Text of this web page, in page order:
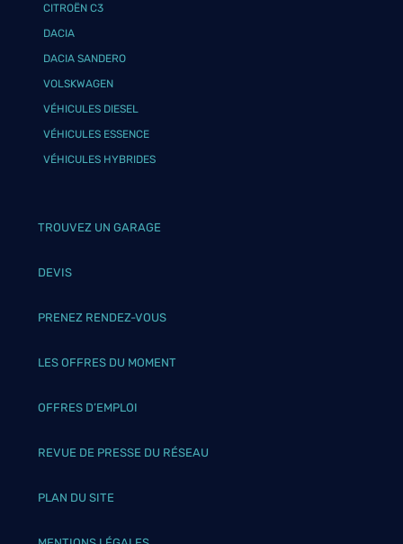
CITROËN C3
DACIA
DACIA SANDERO
VOLSKWAGEN
VÉHICULES DIESEL
VÉHICULES ESSENCE
VÉHICULES HYBRIDES
TROUVEZ UN GARAGE
DEVIS
PRENEZ RENDEZ-VOUS
LES OFFRES DU MOMENT
OFFRES D’EMPLOI
REVUE DE PRESSE DU RÉSEAU
PLAN DU SITE